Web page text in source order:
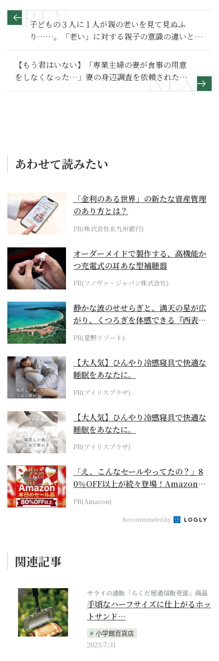
子どもの３人に１人が親の老いを見て見ぬふ
り……。「老い」に対する親子の意識の違いと
は？
【もう君はいない】「専業主婦の妻が食事の用意
をしなくなった…」妻の身辺調査を依頼された探
偵が出した報告書の衝撃～その１～
あわせて読みたい
「金利のある世界」の新たな資産管理
のあり方とは？
PR(株式会社北九州銀行)
オーダーメイドで製作する、高機能か
つ充電式の耳あな型補聴器
PR(ソノヴァ・ジャパン株式会社)
静かな波のせせらぎと、満天の星が広
がり、くつろぎを体感できる『西表島
ホテル by...
PR(星野リゾート)
【大人気】ひんやり冷感寝具で快適な
睡眠をあなたに。
PR(アイリスプラザ)
【大人気】ひんやり冷感寝具で快適な
睡眠をあなたに。
PR(アイリスプラザ)
「え、こんなセールやってたの？」8
0％OFF以上が続々登場！Amazonの
本気が...
PR(Amazon)
Recommended by
関連記事
サライの通販「らくだ屋通信販売部」商品
手頃なハーフサイズに仕上がるホッ
トサンド…
小学館百貨店
2023/7/31